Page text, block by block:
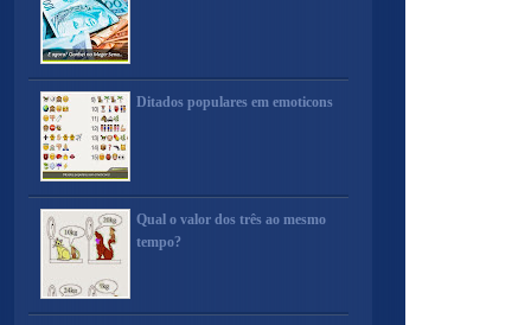
Ditados populares em emoticons
Qual o valor dos três ao mesmo
tempo?